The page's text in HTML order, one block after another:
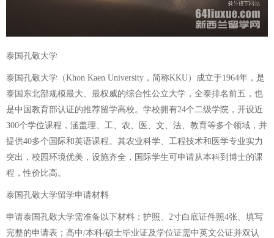
泰国孔敬大学
泰国孔敬大学（Khon Kaen University，简称KKU）成立于1964年，是
泰国东北部规模最大、最权威的综合性公立大学，全泰排名前五，也
是中国教育部认证的推荐留学高校。学校拥有24个二级学院，开设近
300个学位课程，涵盖理、工、农、医、文、法、教育等多个领域，并
提供40多个国际和英语课程。其农业科学、工程技术和医学专业实力
突出，校园环境优美，设施齐全，国际学生可申请从本科到博士的课
程，性价比高。
泰国孔敬大学留学申请材料
申请泰国孔敬大学需准备以下材料：护照、2寸白底证件照4张、填写
完整的申请表；高中/本科/硕士毕业证及学位证需中英文公证并双认